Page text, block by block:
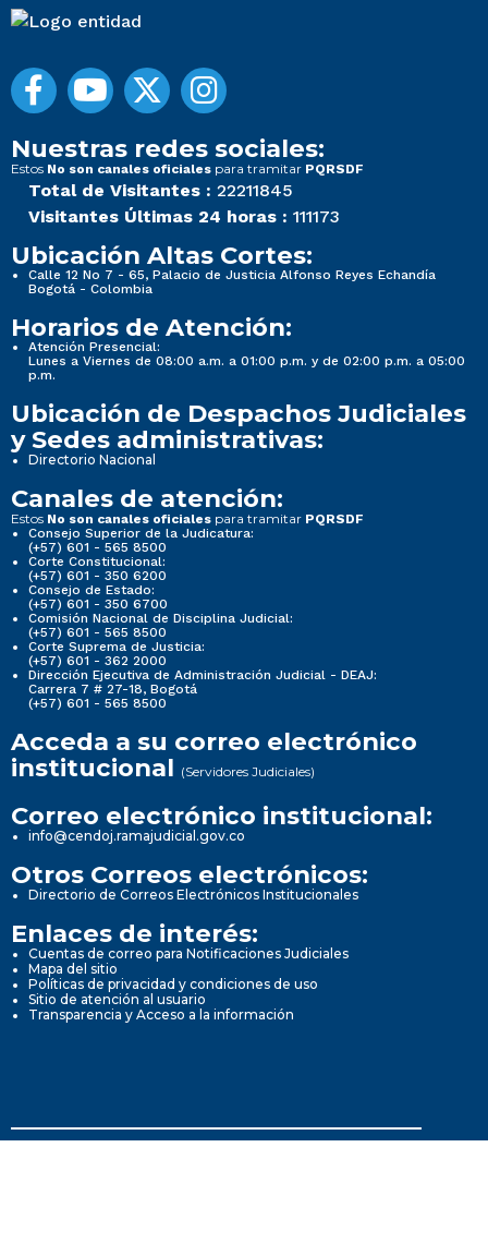
Nuestras redes sociales:
Estos No son canales oficiales para tramitar PQRSDF
Total de Visitantes : 22211845
Visitantes Últimas 24 horas : 111173
Ubicación Altas Cortes:
Calle 12 No 7 - 65, Palacio de Justicia Alfonso Reyes Echandía
Bogotá - Colombia
Horarios de Atención:
Atención Presencial:
Lunes a Viernes de 08:00 a.m. a 01:00 p.m. y de 02:00 p.m. a 05:00
p.m.
Ubicación de Despachos Judiciales
y Sedes administrativas:
Directorio Nacional
Canales de atención:
Estos No son canales oficiales para tramitar PQRSDF
Consejo Superior de la Judicatura:
(+57) 601 - 565 8500
Corte Constitucional:
(+57) 601 - 350 6200
Consejo de Estado:
(+57) 601 - 350 6700
Comisión Nacional de Disciplina Judicial:
(+57) 601 - 565 8500
Corte Suprema de Justicia:
(+57) 601 - 362 2000
Dirección Ejecutiva de Administración Judicial - DEAJ:
Carrera 7 # 27-18, Bogotá
(+57) 601 - 565 8500
Acceda a su correo electrónico
institucional (Servidores Judiciales)
Correo electrónico institucional:
info@cendoj.ramajudicial.gov.co
Otros Correos electrónicos:
Directorio de Correos Electrónicos Institucionales
Enlaces de interés:
Cuentas de correo para Notificaciones Judiciales
Mapa del sitio
Políticas de privacidad y condiciones de uso
Sitio de atención al usuario
Transparencia y Acceso a la información